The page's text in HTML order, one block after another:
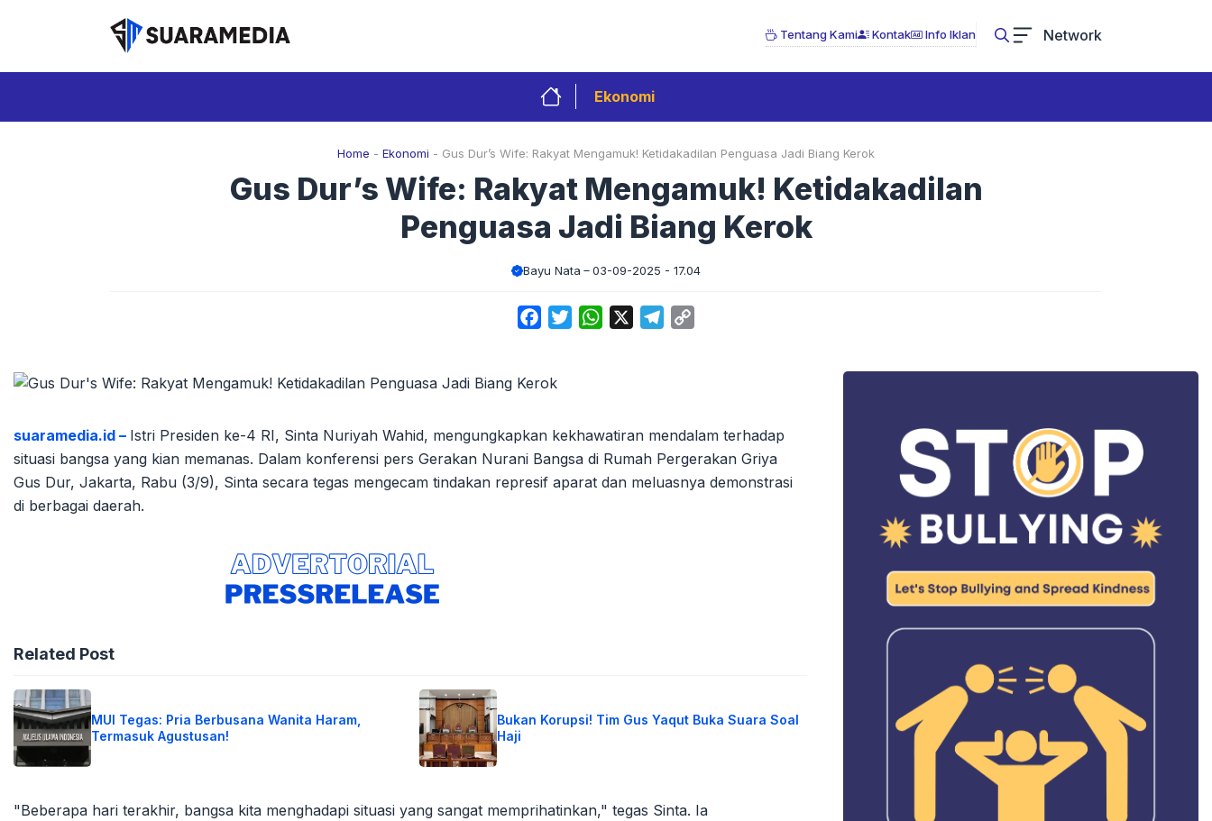
Tentang Kami Kontak Info Iklan Network
Ekonomi
Home - Ekonomi - Gus Dur’s Wife: Rakyat Mengamuk! Ketidakadilan Penguasa Jadi Biang Kerok
Gus Dur’s Wife: Rakyat Mengamuk! Ketidakadilan
Penguasa Jadi Biang Kerok
Bayu Nata 03-09-2025 - 17.04
FacebookTwitterWhatsApp Telegram
suaramedia.id – Istri Presiden ke-4 RI, Sinta Nuriyah Wahid, mengungkapkan kekhawatiran mendalam terhadap
situasi bangsa yang kian memanas. Dalam konferensi pers Gerakan Nurani Bangsa di Rumah Pergerakan Griya
Gus Dur, Jakarta, Rabu (3/9), Sinta secara tegas mengecam tindakan represif aparat dan meluasnya demonstrasi
di berbagai daerah.
Related Post
MUI Tegas: Pria Berbusana Wanita Haram,
Termasuk Agustusan!
Bukan Korupsi! Tim Gus Yaqut Buka Suara Soal
Haji
"Beberapa hari terakhir, bangsa kita menghadapi situasi yang sangat memprihatinkan," tegas Sinta. Ia